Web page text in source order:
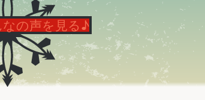
の声を見る♪